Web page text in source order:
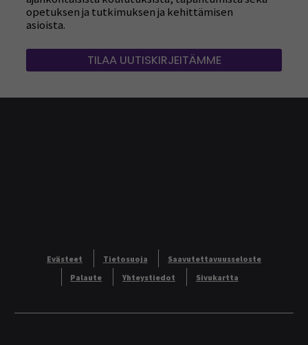
SEAMK tuottaa uutiskirjeitä eri aiheista.
Uutiskirjeemme ovat koosteita SEAMKin
opetuksen ja tutkimuksen ja kehittämisen
TILAA UUTISKIRJEITÄMME
Palaute
Yhteystiedot Sivukartta